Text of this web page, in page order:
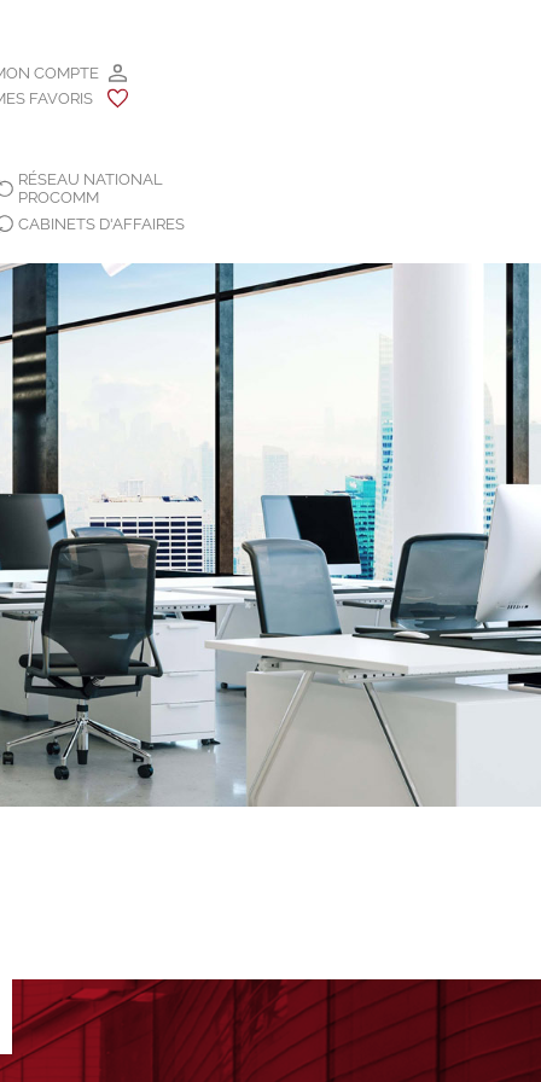
COMPTE
FAVORIS
RÉSEAU NATIONAL
PROCOMM
CABINETS D'AFFAIRES